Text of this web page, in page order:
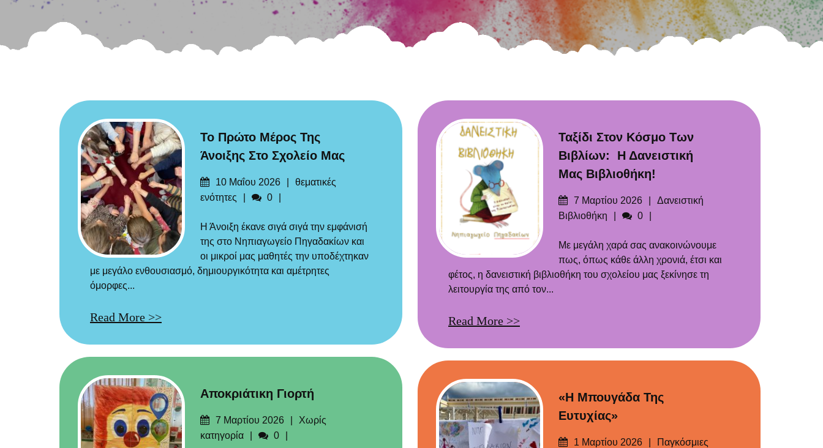
Το Πρώτο Μέρος Της
Άνοιξης Στο Σχολείο Μας
Δημοσιεύτηκε
στις
10 Μαΐου 2026 Categories
θεματικές
ενότητες
Σχόλια
0
Η Άνοιξη έκανε σιγά σιγά την εμφάνισή
της στο Νηπιαγωγείο Πηγαδακίων και
οι μικροί μας μαθητές την υποδέχτηκαν
με μεγάλο ενθουσιασμό, δημιουργικότητα και αμέτρητες
όμορφες...
Read More >>
Ταξίδι Στον Κόσμο Των
Βιβλίων: Η Δανειστική
Μας Βιβλιοθήκη!
Δημοσιεύτηκε
στις
7 Μαρτίου 2026 Categories
Δανειστική
Βιβλιοθήκη
Σχόλια
0
Με μεγάλη χαρά σας ανακοινώνουμε
πως, όπως κάθε άλλη χρονιά, έτσι και
φέτος, η δανειστική βιβλιοθήκη του σχολείου μας ξεκίνησε τη
λειτουργία της από τον...
Read More >>
Αποκριάτικη Γιορτή
Δημοσιεύτηκε
στις
7 Μαρτίου 2026 Categories
Χωρίς
κατηγορία
Σχόλια
0
«Η Μπουγάδα Της
Ευτυχίας»
Δημοσιεύτηκε
1 Μαρτίου 2026 Categories
Παγκόσμιες